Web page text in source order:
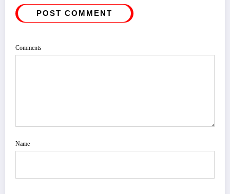
POST COMMENT
Comments
Name